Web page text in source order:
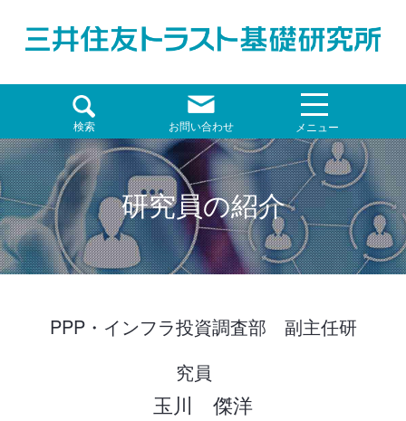
検索 お問い合わせ メニュー
研究員の紹介
PPP・インフラ投資調査部 副主任研
究員
玉川 傑洋